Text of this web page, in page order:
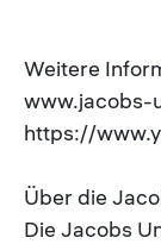
Weitere
www.jacobs-
https://
Über die
Die Jacobs